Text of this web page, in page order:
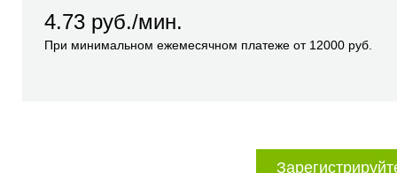
4.73 руб./мин.
При минимальном ежемесячном платеже от 12000 руб.